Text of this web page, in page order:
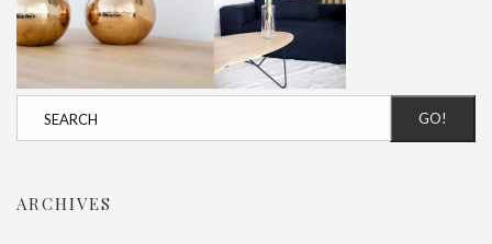
GO!
ARCHIVES